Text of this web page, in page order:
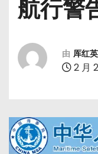
航行警
由 厍红英
2 月